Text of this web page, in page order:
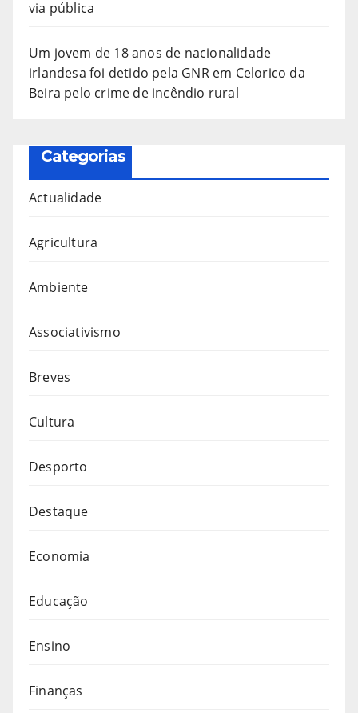
via pública
Um jovem de 18 anos de nacionalidade
irlandesa foi detido pela GNR em Celorico da
Beira pelo crime de incêndio rural
Categorias
Actualidade
Agricultura
Ambiente
Associativismo
Breves
Cultura
Desporto
Destaque
Economia
Educação
Ensino
Finanças